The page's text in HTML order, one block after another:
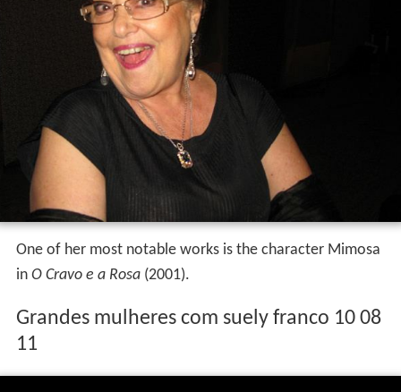
One of her most notable works is the character Mimosa
in O Cravo e a Rosa(2001).
Grandes mulheres com suely franco 10 08
11